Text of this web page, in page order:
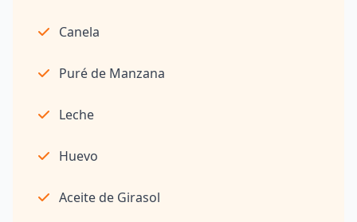
Canela
Puré de Manzana
Leche
Huevo
Aceite de Girasol